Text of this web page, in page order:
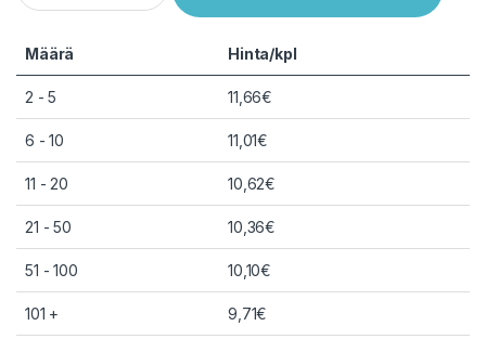
Määrä Hinta/kpl
2 - 5 11,66€
6 - 10 11,01€
11 - 20 10,62€
21 - 50 10,36€
51 - 100 10,10€
101 + 9,71€